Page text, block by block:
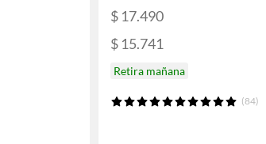
$ 17.490
$ 15.741
Retira mañana
(84)